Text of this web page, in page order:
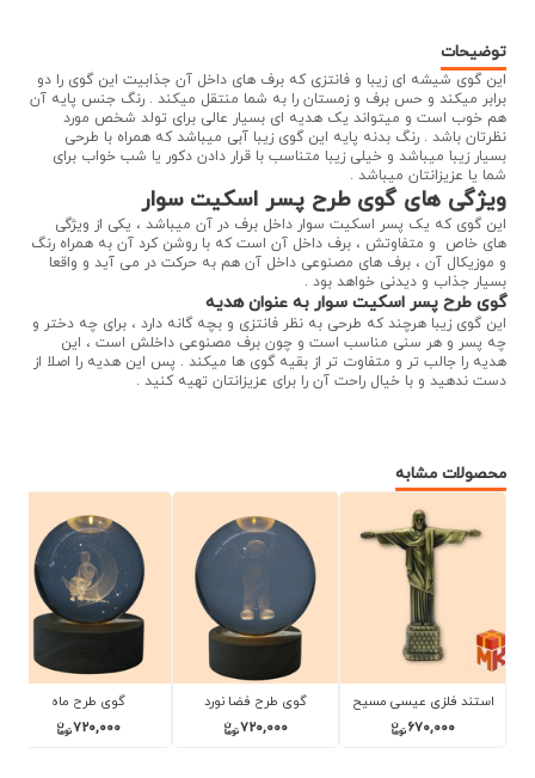
توضیحات
این گوی شیشه ای زیبا و فانتزی که برف های داخل آن جذابیت این گوی را دو
برابر میکند و حس برف و زمستان را به شما منتقل میکند . رنگ جنس پایه آن
هم خوب است و میتواند یک هدیه ای بسیار عالی برای تولد شخص مورد
نظرتان باشد . رنگ بدنه پایه این گوی زیبا آبی میباشد که همراه با طرحی
بسیار زیبا میباشد و خیلی زیبا متناسب با قرار دادن دکور یا شب خواب برای
شما یا عزیزانتان میباشد .
ویژگی های گوی طرح پسر اسکیت سوار
این گوی که یک پسر اسکیت سوار داخل برف در آن میباشد ، یکی از ویژگی
های خاص و متفاوتش ، برف داخل آن است که با روشن کرد آن به همراه رنگ
و موزیکال آن ، برف های مصنوعی داخل آن هم به حرکت در می آید و واقعا
بسیار جذاب و دیدنی خواهد بود .
گوی طرح پسر اسکیت سوار به عنوان هدیه
این گوی زیبا هرچند که طرحی به نظر فانتزی و بچه گانه دارد ، برای چه دختر و
چه پسر و هر سنی مناسب است و چون برف مصنوعی داخلش است ، این
هدیه را جالب تر و متفاوت تر از بقیه گوی ها میکند . پس این هدیه را اصلا از
دست ندهید و با خیال راحت آن را برای عزیزانتان تهیه کنید .
محصولات مشابه
گوی طرح ماه
720,000
گوی طرح فضا نورد روی
ماه
گوی طرح پسر اسکیت
سوار